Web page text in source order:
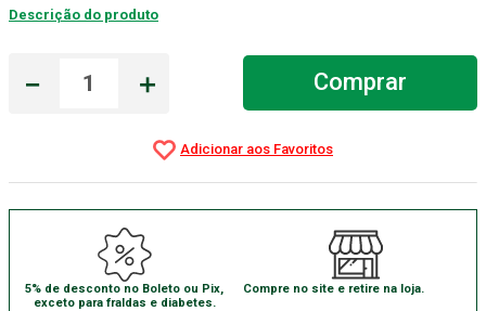
Descrição do produto
＋
－ Comprar
5% de desconto no Boleto ou Pix,
exceto para fraldas e diabetes.
Compre no site e retire na loja.
7º Absorvente Geriatrico
Cadeira Banho